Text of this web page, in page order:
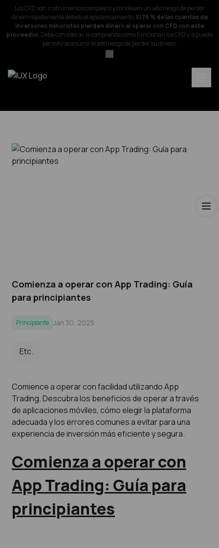
Los CFD son instrumentos complejos y conllevan un alto riesgo de perder
dinero rápidamente debido al apalancamiento. El 76 % de las cuentas de
inversores minoristas pierden dinero al operar con CFD con este
proveedor. Debe considerar si comprende cómo funcionan los CFD y si puede
permitirse asumir el alto riesgo de perder su dinero.
Comienza a operar con App Trading: Guía
para principiantes
Principiante Jan 30, 2025
Etc.
Comience a operar con facilidad utilizando App
Trading. Descubra los beneficios de operar a través
de aplicaciones móviles, cómo elegir la plataforma
adecuada y los errores comunes a evitar para una
experiencia de inversión más eficiente y segura.
Comienza a operar con
App Trading: Guía para
principiantes